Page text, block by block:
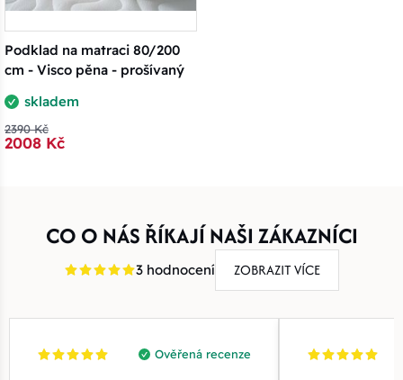
Podklad na matraci 80/200
cm - Visco pěna - prošívaný
skladem
2390 Kč
2008 Kč
CO O NÁS ŘÍKAJÍ NAŠI ZÁKAZNÍCI
3 hodnocení ZOBRAZIT VÍCE
Ověřená recenze